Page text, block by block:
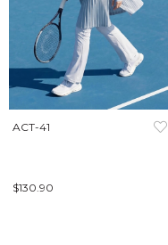
ACT-41
$130.90